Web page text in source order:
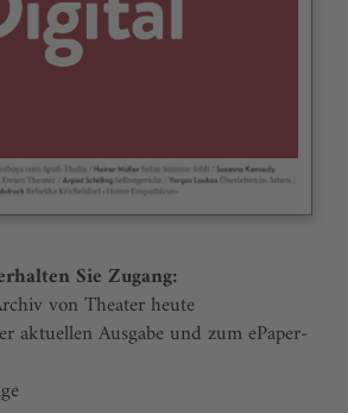
Sie Zugang:
von Theater heute
aktuellen Ausgabe und zum ePaper-